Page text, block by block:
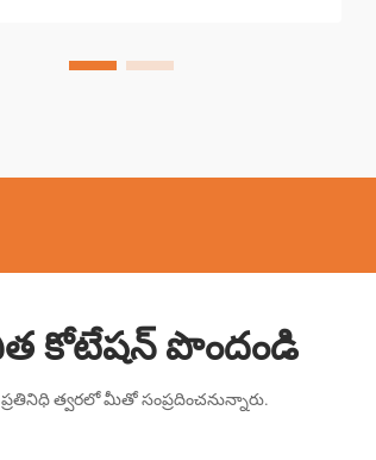
అసమానమైన ఖచ్చితత్వాన్ని
కోటేషన్ పొందండి
త్వరలో మీతో సంప్రదించనున్నారు.